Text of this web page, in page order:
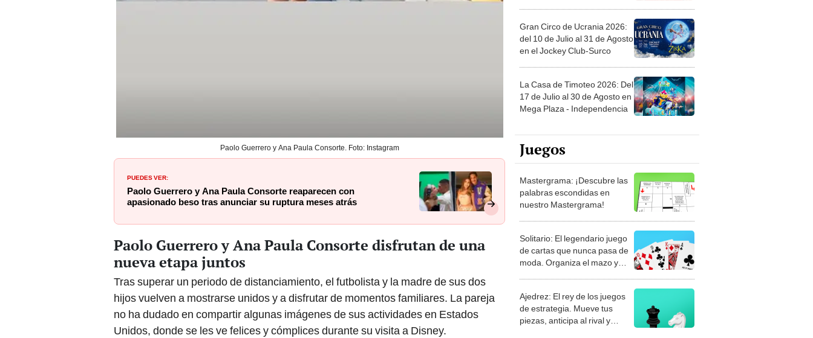
Paolo Guerrero y Ana Paula Consorte. Foto: Instagram
PUEDES VER:
Paolo Guerrero y Ana Paula Consorte reaparecen con
apasionado beso tras anunciar su ruptura meses atrás
Paolo Guerrero y Ana Paula Consorte disfrutan de una
nueva etapa juntos
Tras superar un periodo de distanciamiento, el futbolista y la madre de sus dos
hijos vuelven a mostrarse unidos y a disfrutar de momentos familiares. La pareja
no ha dudado en compartir algunas imágenes de sus actividades en Estados
Unidos, donde se les ve felices y cómplices durante su visita a Disney.
Gran Circo de Ucrania 2026:
del 10 de Julio al 31 de Agosto
en el Jockey Club-Surco
La Casa de Timoteo 2026: Del
17 de Julio al 30 de Agosto en
Mega Plaza - Independencia
Juegos
Mastergrama: ¡Descubre las
palabras escondidas en
nuestro Mastergrama!
Solitario: El legendario juego
de cartas que nunca pasa de
moda. Organiza el mazo y
Ajedrez: El rey de los juegos
de estrategia. Mueve tus
piezas, anticipa al rival y